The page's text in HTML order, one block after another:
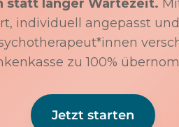
statt langer Wartezeit.
individuell angepasst
zu 100%
Jetzt starten